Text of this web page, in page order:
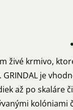
živé krmivo,
je
až po skaláre
kolóniami